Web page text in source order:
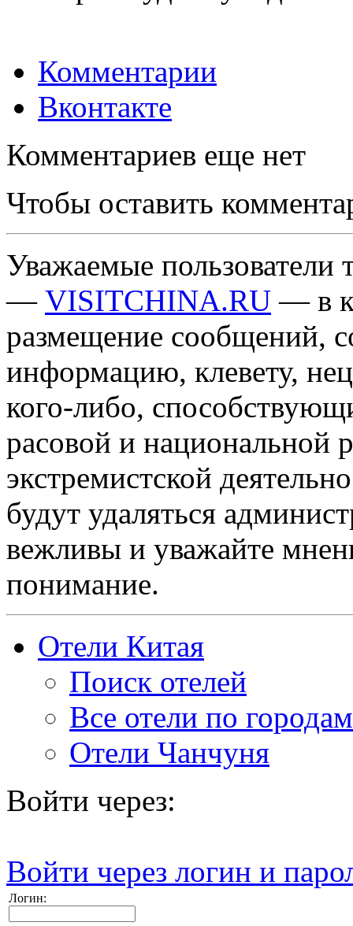
Комментарии
Вконтакте
Комментариев еще нет
Чтобы оставить
Уважаемые пользователи
— VISITCHINA.RU — в
размещение сообщений,
информацию, клевету,
кого-либо,
расовой и национальной
экстремистской
будут удаляться
вежливы и уважайте
понимание.
Отели Китая
Поиск отелей
Все отели по городам
Отели Чанчуня
Войти через:
Войти через логин и
Логин: